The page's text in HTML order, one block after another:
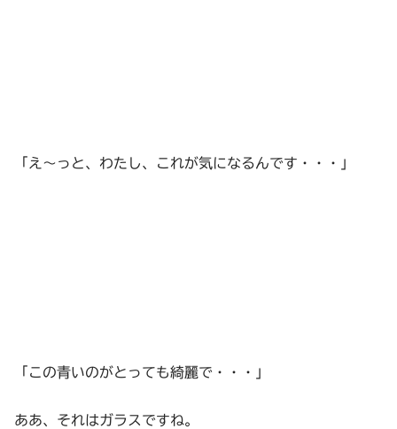
「え～っと、わたし、これが気になるんです・・・」
「この青いのがとっても綺麗で・・・」
ああ、それはガラスですね。